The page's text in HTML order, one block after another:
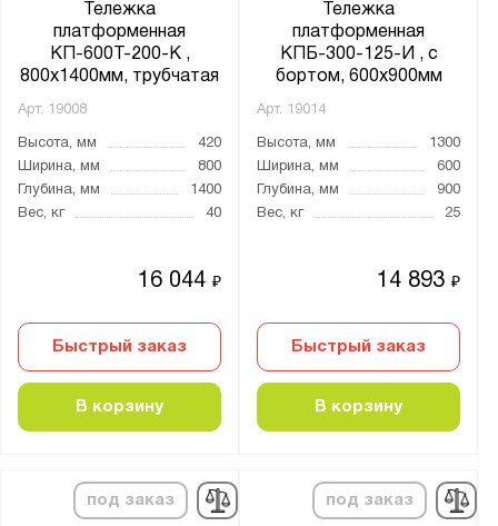
Тележка
платформенная
КП-600Т-200-К ,
800х1400мм, трубчатая
Арт. 19008
Высота, мм
420
Ширина, мм
800
Глубина, мм
1400
Вес, кг
40
16 044₽
Быстрый заказ
В корзину
Тележка
платформенная
КПБ-300-125-И , с
бортом, 600х900мм
Арт. 19014
Высота, мм
1300
Ширина, мм
600
Глубина, мм
900
Вес, кг
25
14 893₽
Быстрый заказ
В корзину
под заказ под заказ
24V/400Ah
25
25.6V/150Ah
48V/20Ah
Тип аккумулятора:
Li-ion
Кислотный